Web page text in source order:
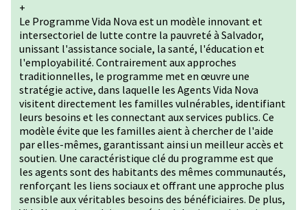
+
Le Programme Vida Nova est un modèle innovant et
intersectoriel de lutte contre la pauvreté à Salvador,
unissant l'assistance sociale, la santé, l'éducation et
l'employabilité. Contrairement aux approches
traditionnelles, le programme met en œuvre une
stratégie active, dans laquelle les Agents Vida Nova
visitent directement les familles vulnérables, identifiant
leurs besoins et les connectant aux services publics. Ce
modèle évite que les familles aient à chercher de l'aide
par elles-mêmes, garantissant ainsi un meilleur accès et
soutien. Une caractéristique clé du programme est que
les agents sont des habitants des mêmes communautés,
renforçant les liens sociaux et offrant une approche plus
sensible aux véritables besoins des bénéficiaires. De plus,